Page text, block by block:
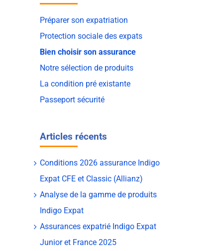
Préparer son expatriation
Protection sociale des expats
Bien choisir son assurance
Notre sélection de produits
La condition pré existante
Passeport sécurité
Articles récents
Conditions 2026 assurance Indigo
Expat CFE et Classic (Allianz)
Analyse de la gamme de produits
Indigo Expat
Assurances expatrié Indigo Expat
Junior et France 2025